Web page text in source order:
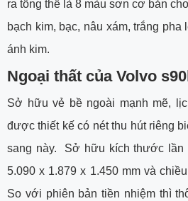
ra tổng thể là 8 màu sơn cơ bản
bạch kim, bạc, nâu xám, trắng pha
ánh kim.
Ngoại thất của Volvo
Sở hữu vẻ bề ngoài mạnh mẽ,
được thiết kế có nét thu hút riêng
sang này. Sở hữu kích thước lần
5.090 x 1.879 x 1.450 mm và
So với phiên bản tiền nhiệm thì